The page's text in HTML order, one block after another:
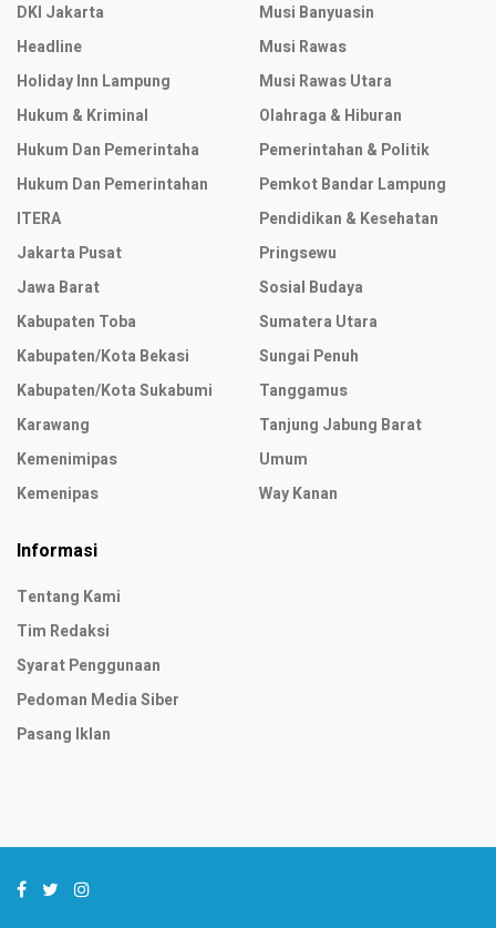
DKI Jakarta
Headline
Holiday Inn Lampung
Hukum & Kriminal
Hukum Dan Pemerintaha
Hukum Dan Pemerintahan
ITERA
Jakarta Pusat
Jawa Barat
Kabupaten Toba
Kabupaten/Kota Bekasi
Kabupaten/Kota Sukabumi
Karawang
Kemenimipas
Kemenipas
Musi Banyuasin
Musi Rawas
Musi Rawas Utara
Olahraga & Hiburan
Pemerintahan & Politik
Pemkot Bandar Lampung
Pendidikan & Kesehatan
Pringsewu
Sosial Budaya
Sumatera Utara
Sungai Penuh
Tanggamus
Tanjung Jabung Barat
Umum
Way Kanan
Informasi
Tentang Kami
Tim Redaksi
Syarat Penggunaan
Pedoman Media Siber
Pasang Iklan